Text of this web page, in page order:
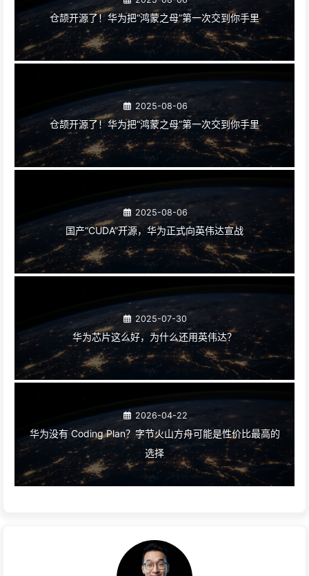
仓颉开源了！华为把“鸿蒙之母”第一次交到你手里
2025-08-06
仓颉开源了！华为把“鸿蒙之母”第一次交到你手里
2025-08-06
国产“CUDA”开源，华为正式向英伟达宣战
2025-07-30
华为芯片这么好，为什么还用英伟达？
2026-04-22
华为没有 Coding Plan？字节火山方舟可能是性价比最高的
选择